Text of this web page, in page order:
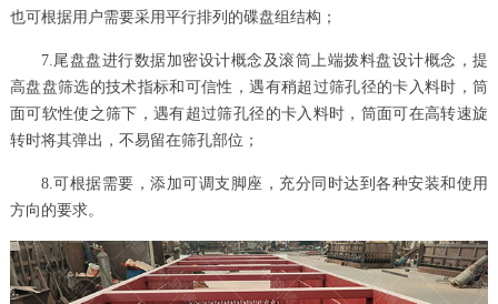
也可根据用户需要采用平行排列的碟盘组结构；
7.尾盘盘进行数据加密设计概念及滚筒上端拨料盘设计概念，提
高盘盘筛选的技术指标和可信性，遇有稍超过筛孔径的卡入料时，筒
面可软性使之筛下，遇有超过筛孔径的卡入料时，筒面可在高转速旋
转时将其弹出，不易留在筛孔部位；
8.可根据需要，添加可调支脚座，充分同时达到各种安装和使用
方向的要求。